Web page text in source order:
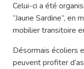
Celui-ci a été
“Jaune Sardine”, en
mobilier transitoire
Désormais écoliers
peuvent profiter